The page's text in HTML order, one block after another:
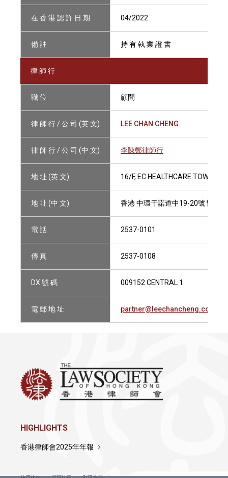
在 香 港 認 許 日 期 04/2022
備 註 持 有 執 業 證 書
律 師 行
職 位 顧問
律 師 行 / 公 司 (英 文) LEE CHAN CHENG
律 師 行 / 公 司 (中 文) 李陳鄭律師行
地 址 (英 文) 16/F, EC HEALTHCARE TOWER
地 址 (中 文) 香港 中環干諾道中19-20號 醫思
電 話 2537-0101
傳 真 2537-0108
DX 號 碼 009152 CENTRAL 1
電 郵 地 址 partner@leechancheng.com
HIGHLIGHTS
香港律師會2025年年報